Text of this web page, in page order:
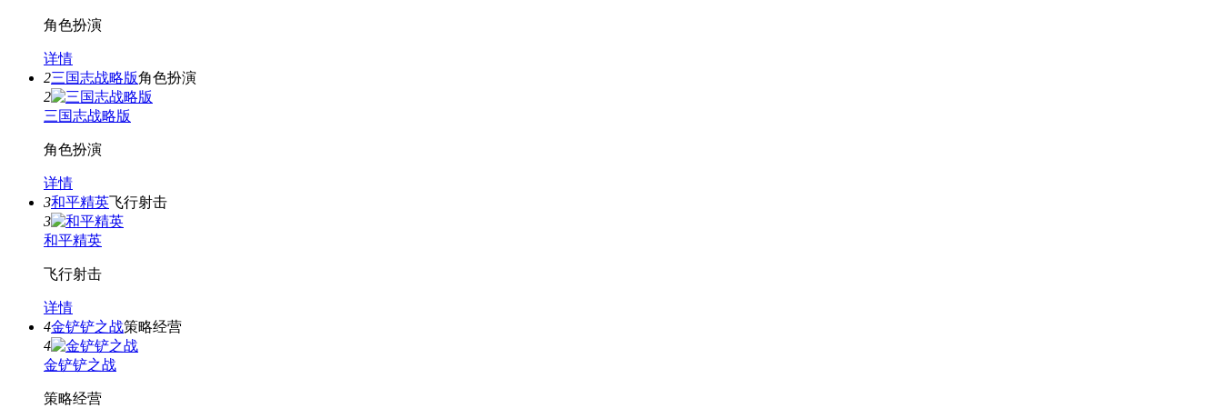
角色扮演
详情
2三国志战略版角色扮演
2
三国志战略版
角色扮演
详情
3和平精英飞行射击
3
和平精英
飞行射击
详情
4金铲铲之战策略经营
4
金铲铲之战
策略经营